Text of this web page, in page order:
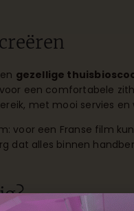
gezellige
een comfortabele
met mooi servies en
voor een Franse film
dat alles binnen